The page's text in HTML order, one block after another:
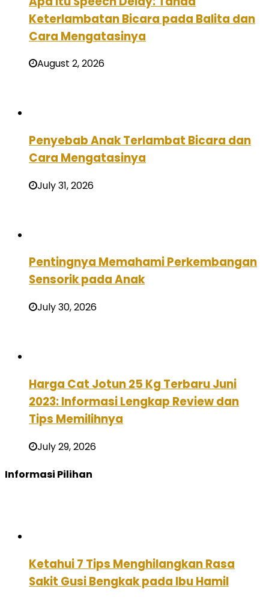
Keterlambatan Bicara pada Balita dan
Cara Mengatasinya
August 2, 2026
Penyebab Anak Terlambat Bicara dan
Cara Mengatasinya
July 31, 2026
Pentingnya Memahami Perkembangan
Sensorik pada Anak
July 30, 2026
Harga Cat Jotun 25 Kg Terbaru Juni
2023: Informasi Lengkap Review dan
Tips Memilihnya
July 29, 2026
Informasi Pilihan
Ketahui 7 Tips Menghilangkan Rasa
Sakit Gusi Bengkak pada Ibu Hamil